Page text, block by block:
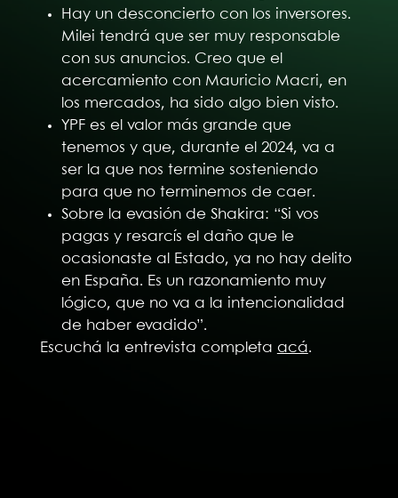
Hay un desconcierto con los inversores.
Milei tendrá que ser muy responsable
con sus anuncios. Creo que el
acercamiento con Mauricio Macri, en
los mercados, ha sido algo bien visto.
YPF es el valor más grande que
tenemos y que, durante el 2024, va a
ser la que nos termine sosteniendo
para que no terminemos de caer.
Sobre la evasión de Shakira: “Si vos
pagas y resarcís el daño que le
ocasionaste al Estado, ya no hay delito
en España. Es un razonamiento muy
lógico, que no va a la intencionalidad
de haber evadido”.
Escuchá la entrevista completa acá.